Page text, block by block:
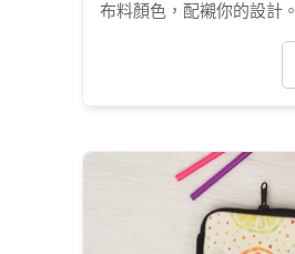
布料顏色，配襯你的設計。